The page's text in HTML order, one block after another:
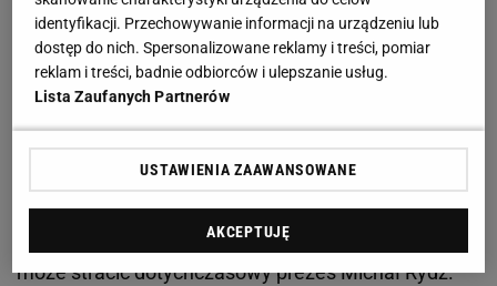
Zobacz wideoKara za obrazę sędziego? Rostkowski:
Jedna literka w słowie może wiele zmienić
Widzewa
"W klubie trwają rozliczenia. Według naszych
informacji nawet w najbliższym tygodniu pracę
może stracić dotychczasowy prezes Michał Rydz.
identyfikacji. Przechowywanie informacji na urządzeniu lub
dostęp do nich. Spersonalizowane reklamy i treści, pomiar
reklam i treści, badnie odbiorców i ulepszanie usług.
Lista Zaufanych Partnerów
USTAWIENIA ZAAWANSOWANE
AKCEPTUJĘ